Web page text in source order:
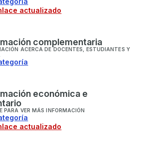
actualizado
complementaria
ACERCA DE DOCENTES, ESTUDIANTES Y
económica e
PARA VER MÁS INFORMACIÓN
actualizado